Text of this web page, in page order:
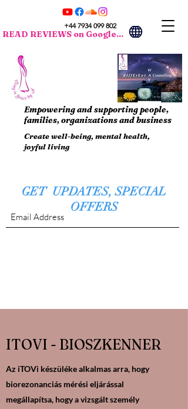
Empowering and supporting people,
families, organizations and business
Create well-being, mental health,
joyful living
+44 7934 099 802
READ REVIEWS on Google...
GET UPDATES, SPECIAL
OFFERS
ITOVI - BIOSZKENNER
Az iTOVi készüléke alkalmas arra, hogy
biorezonanciás mérési eljárással
megállapítsa, hogy a vizsgált személy